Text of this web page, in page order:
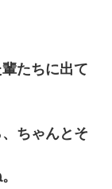
たちに出て
ちゃんとそ